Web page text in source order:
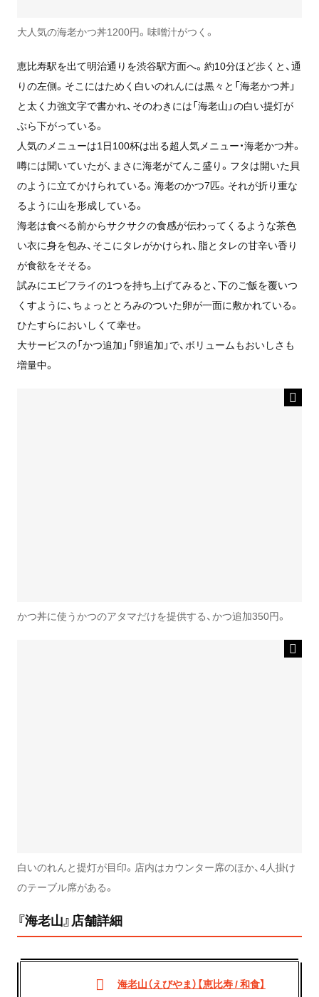
大人気の海老かつ丼1200円。味噌汁がつく。
恵比寿駅を出て明治通りを渋谷駅方面へ。約10分ほど歩くと、通
りの左側。そこにはためく白いのれんには黒々と「海老かつ丼」
と太く力強文字で書かれ、そのわきには「海老山」の白い提灯が
ぶら下がっている。
人気のメニューは1日100杯は出る超人気メニュー・海老かつ丼。
噂には聞いていたが、まさに海老がてんこ盛り。フタは開いた貝
のように立てかけられている。海老のかつ7匹。それが折り重な
るように山を形成している。
海老は食べる前からサクサクの食感が伝わってくるような茶色
い衣に身を包み、そこにタレがかけられ、脂とタレの甘辛い香り
が食欲をそそる。
試みにエビフライの1つを持ち上げてみると、下のご飯を覆いつ
くすように、ちょっととろみのついた卵が一面に敷かれている。
ひたすらにおいしくて幸せ。
大サービスの「かつ追加」「卵追加」で、ボリュームもおいしさも
増量中。
かつ丼に使うかつのアタマだけを提供する、かつ追加350円。
白いのれんと提灯が目印。店内はカウンター席のほか、4人掛け
のテーブル席がある。
『海老山』店舗詳細
海老山（えびやま）【恵比寿 / 和食】